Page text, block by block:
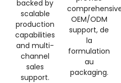
backed by
scalable
production
capabilities
and multi-
channel
sales
support.
OEM/ODM
support, de
la
formulation
au
packaging.